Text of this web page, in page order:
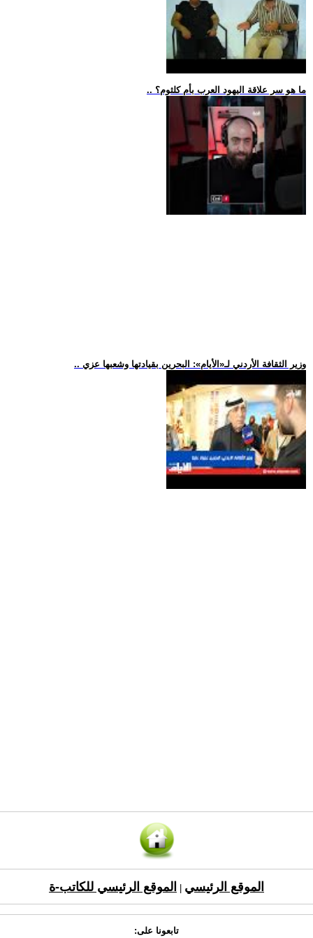
.. ما هو سر علاقة اليهود العرب بأم كلثوم؟
.. وزير الثقافة الأردني لـ«الأيام»: البحرين بقيادتها وشعبها عزي
الموقع الرئيسي الموقع الرئيسي للكاتب-ة
تابعونا على: